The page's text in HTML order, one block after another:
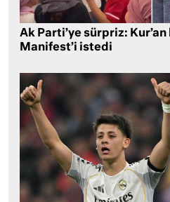
Ak Parti’ye sürpriz:
Manifest’i istedi